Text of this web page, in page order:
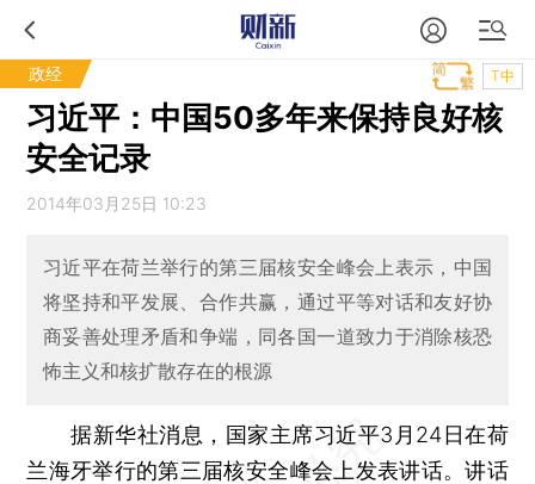
政经 T中
习近平：中国50多年来保持良好核
安全记录
2014年03月25日 10:23
习近平在荷兰举行的第三届核安全峰会上表示，中国
将坚持和平发展、合作共赢，通过平等对话和友好协
商妥善处理矛盾和争端，同各国一道致力于消除核恐
怖主义和核扩散存在的根源
据新华社消息，国家主席习近平3月24日在荷
兰海牙举行的第三届核安全峰会上发表讲话。讲话